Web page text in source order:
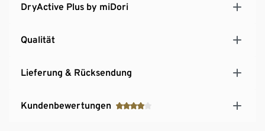
DryActive Plus by miDori
Qualität
Lieferung & Rücksendung
Kundenbewertungen